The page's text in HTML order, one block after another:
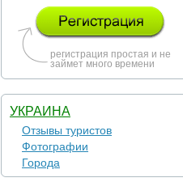
регистрация простая и не
займет много времени
УКРАИНА
Отзывы туристов
Фотографии
Города